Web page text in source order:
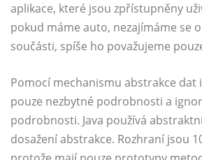
aplikace, které jsou zpřístupněny
pokud máme auto, nezajímáme se
součásti, spíše ho považujeme
Pomocí mechanismu abstrakce dat
pouze nezbytné podrobnosti a
podrobnosti. Java používá
dosažení abstrakce. Rozhraní jsou